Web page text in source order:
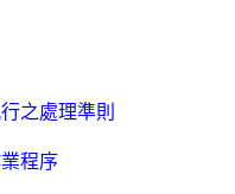
之處理準則
程序